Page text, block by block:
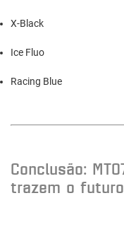
X-Black
Ice Fluo
Racing Blue
Conclusão:
trazem o